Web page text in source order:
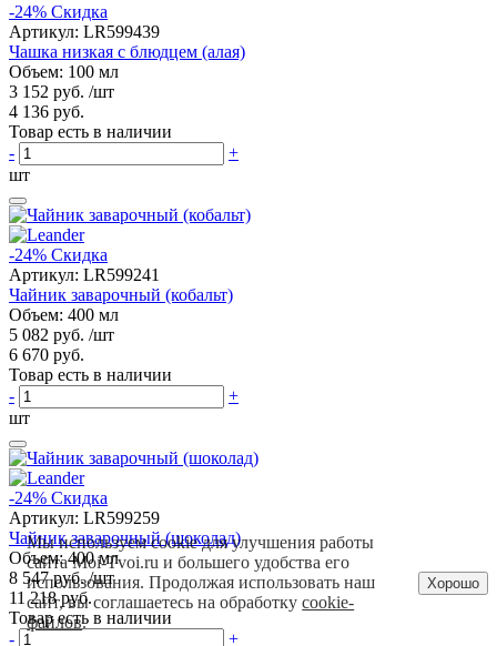
-24% Скидка
Артикул: LR599439
Чашка низкая с блюдцем (алая)
Объем: 100 мл
3 152 руб. /шт
4 136 руб.
Товар есть в наличии
-
+
шт
-24% Скидка
Артикул: LR599241
Чайник заварочный (кобальт)
Объем: 400 мл
5 082 руб. /шт
6 670 руб.
Товар есть в наличии
-
+
шт
-24% Скидка
Артикул: LR599259
Чайник заварочный (шоколад)
Объем: 400 мл
8 547 руб. /шт
11 218 руб.
Товар есть в наличии
-
+
Мы используем cookie для улучшения работы
сайта Moi-Tvoi.ru и большего удобства его
использования. Продолжая использовать наш
сайт, вы соглашаетесь на обработкуcookie-
файлов.
Хорошо